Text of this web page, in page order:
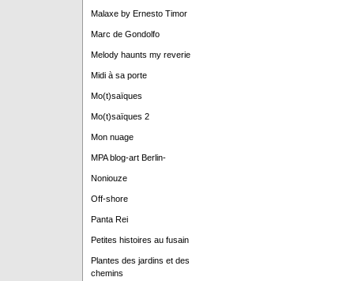
Malaxe by Ernesto Timor
Marc de Gondolfo
Melody haunts my reverie
Midi à sa porte
Mo(t)saïques
Mo(t)saïques 2
Mon nuage
MPA blog-art Berlin-
Noniouze
Off-shore
Panta Rei
Petites histoires au fusain
Plantes des jardins et des
chemins